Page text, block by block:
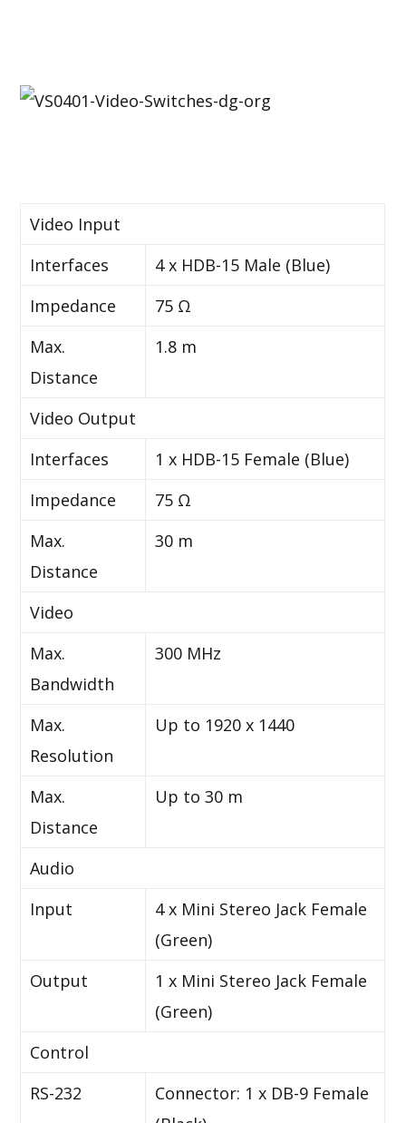
Video Input
Interfaces
4 x HDB-15 Male (Blue)
Impedance
75 Ω
Max.
Distance
1.8 m
Video Output
Interfaces
1 x HDB-15 Female (Blue)
Impedance
75 Ω
Max.
Distance
30 m
Video
Max.
Bandwidth
300 MHz
Max.
Resolution
Up to 1920 x 1440
Max.
Distance
Up to 30 m
Audio
Input
4 x Mini Stereo Jack Female
(Green)
Output
1 x Mini Stereo Jack Female
(Green)
Control
RS-232
Connector: 1 x DB-9 Female